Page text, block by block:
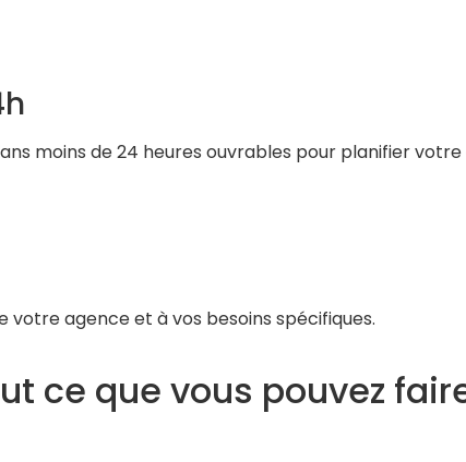
moins de 24 heures ouvrables pour planifier votre
agence et à vos besoins spécifiques.
ce que vous pouvez